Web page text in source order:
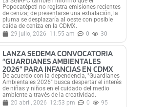
Popocatépetl no registra emisiones recientes
de ceniza; de presentarse una exhalación, la
pluma se desplazaría al oeste con posible
caída de ceniza en la CDMX.
29 julio, 2026 11:55 am 0 30
LANZA SEDEMA CONVOCATORIA
“GUARDIANES AMBIENTALES
2026” PARA INFANCIAS EN CDMX
De acuerdo con la dependencia, "Guardianes
Ambientales 2026" busca despertar el interés
de niñas y niños en el cuidado del medio
ambiente a través de la creatividad.
20 abril, 2026 12:53 pm 0 95